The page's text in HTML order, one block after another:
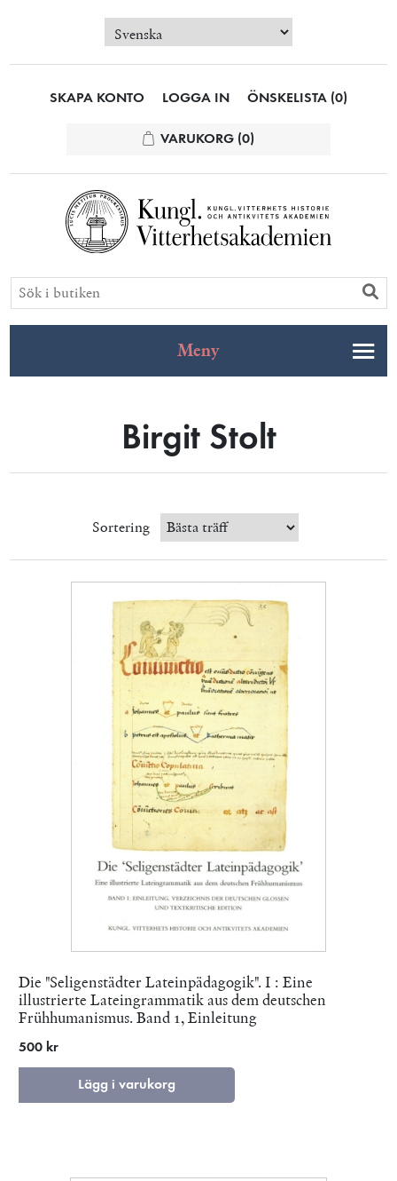
SKAPA KONTO LOGGA IN ÖNSKELISTA (0)
VARUKORG (0)
Meny
Birgit Stolt
Sortering
Die "Seligenstädter Lateinpädagogik". I : Eine
illustrierte Lateingrammatik aus dem deutschen
Frühhumanismus. Band 1, Einleitung
500 kr
Lägg i varukorg